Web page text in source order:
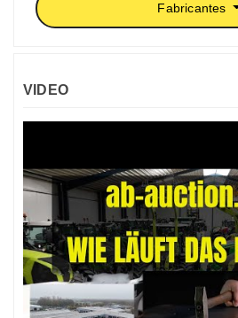
Fabricantes
VIDEO